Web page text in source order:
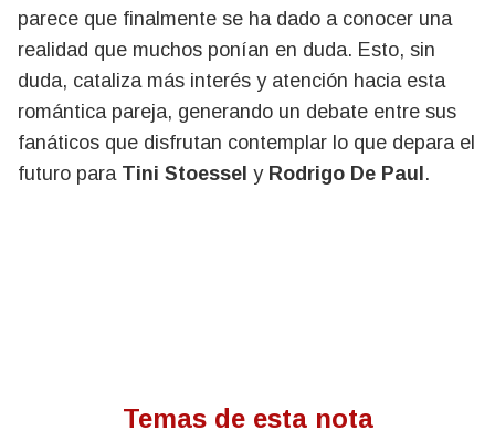
parece que finalmente se ha dado a conocer una
realidad que muchos ponían en duda. Esto, sin
duda, cataliza más interés y atención hacia esta
romántica pareja, generando un debate entre sus
fanáticos que disfrutan contemplar lo que depara el
futuro para Tini Stoessel y Rodrigo De Paul .
Temas de esta nota